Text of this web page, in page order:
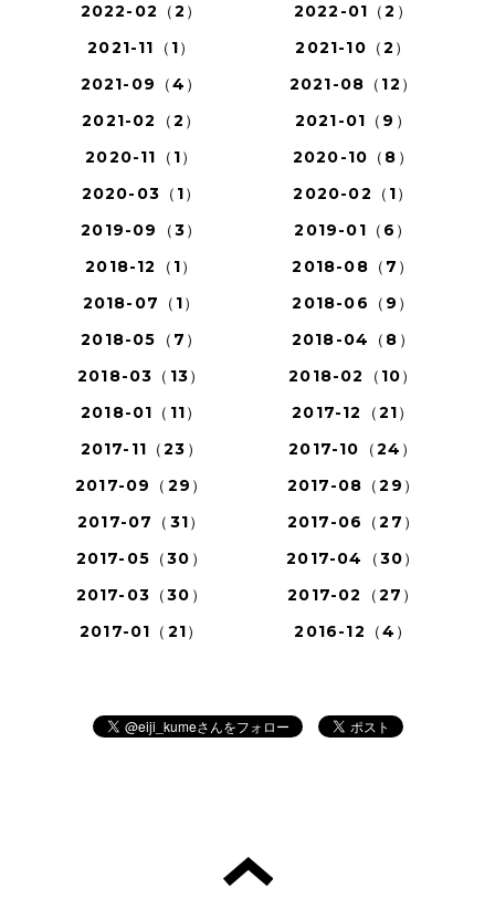
2022-02（2）
2022-01（2）
2021-11（1）
2021-10（2）
2021-09（4）
2021-08（12）
2021-02（2）
2021-01（9）
2020-11（1）
2020-10（8）
2020-03（1）
2020-02（1）
2019-09（3）
2019-01（6）
2018-12（1）
2018-08（7）
2018-07（1）
2018-06（9）
2018-05（7）
2018-04（8）
2018-03（13）
2018-02（10）
2018-01（11）
2017-12（21）
2017-11（23）
2017-10（24）
2017-09（29）
2017-08（29）
2017-07（31）
2017-06（27）
2017-05（30）
2017-04（30）
2017-03（30）
2017-02（27）
2017-01（21）
2016-12（4）